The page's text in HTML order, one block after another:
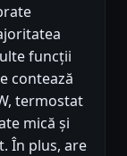
funcții
contează
termostat
mică și
În plus, are